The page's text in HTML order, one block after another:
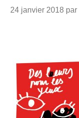
24 janvier 2018 par